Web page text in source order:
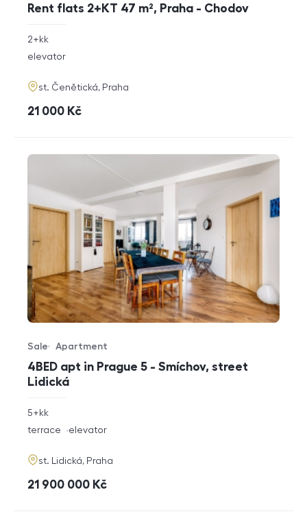
Rent flats 2+KT 47 m², Praha - Chodov
rozměry
2+kk
funkce
elevator
adresa
st. Čenětická, Praha
cena
21 000 Kč
4BED apt in Prague 5 - Smíchov, street
Lidická
Offer type
Sale
Property type
Apartment
rozměry
disposition
5+kk
funkce
terrace elevator
adresa
st. Lidická, Praha
cena
21 900 000 Kč